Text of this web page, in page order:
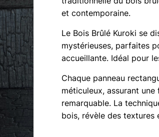
et contemporaine.
Le Bois Brûlé Kuroki se
mystérieuses, parfaites
accueillante. Idéal pour
Chaque panneau
méticuleux, assurant
remarquable. La
bois, révèle des textures